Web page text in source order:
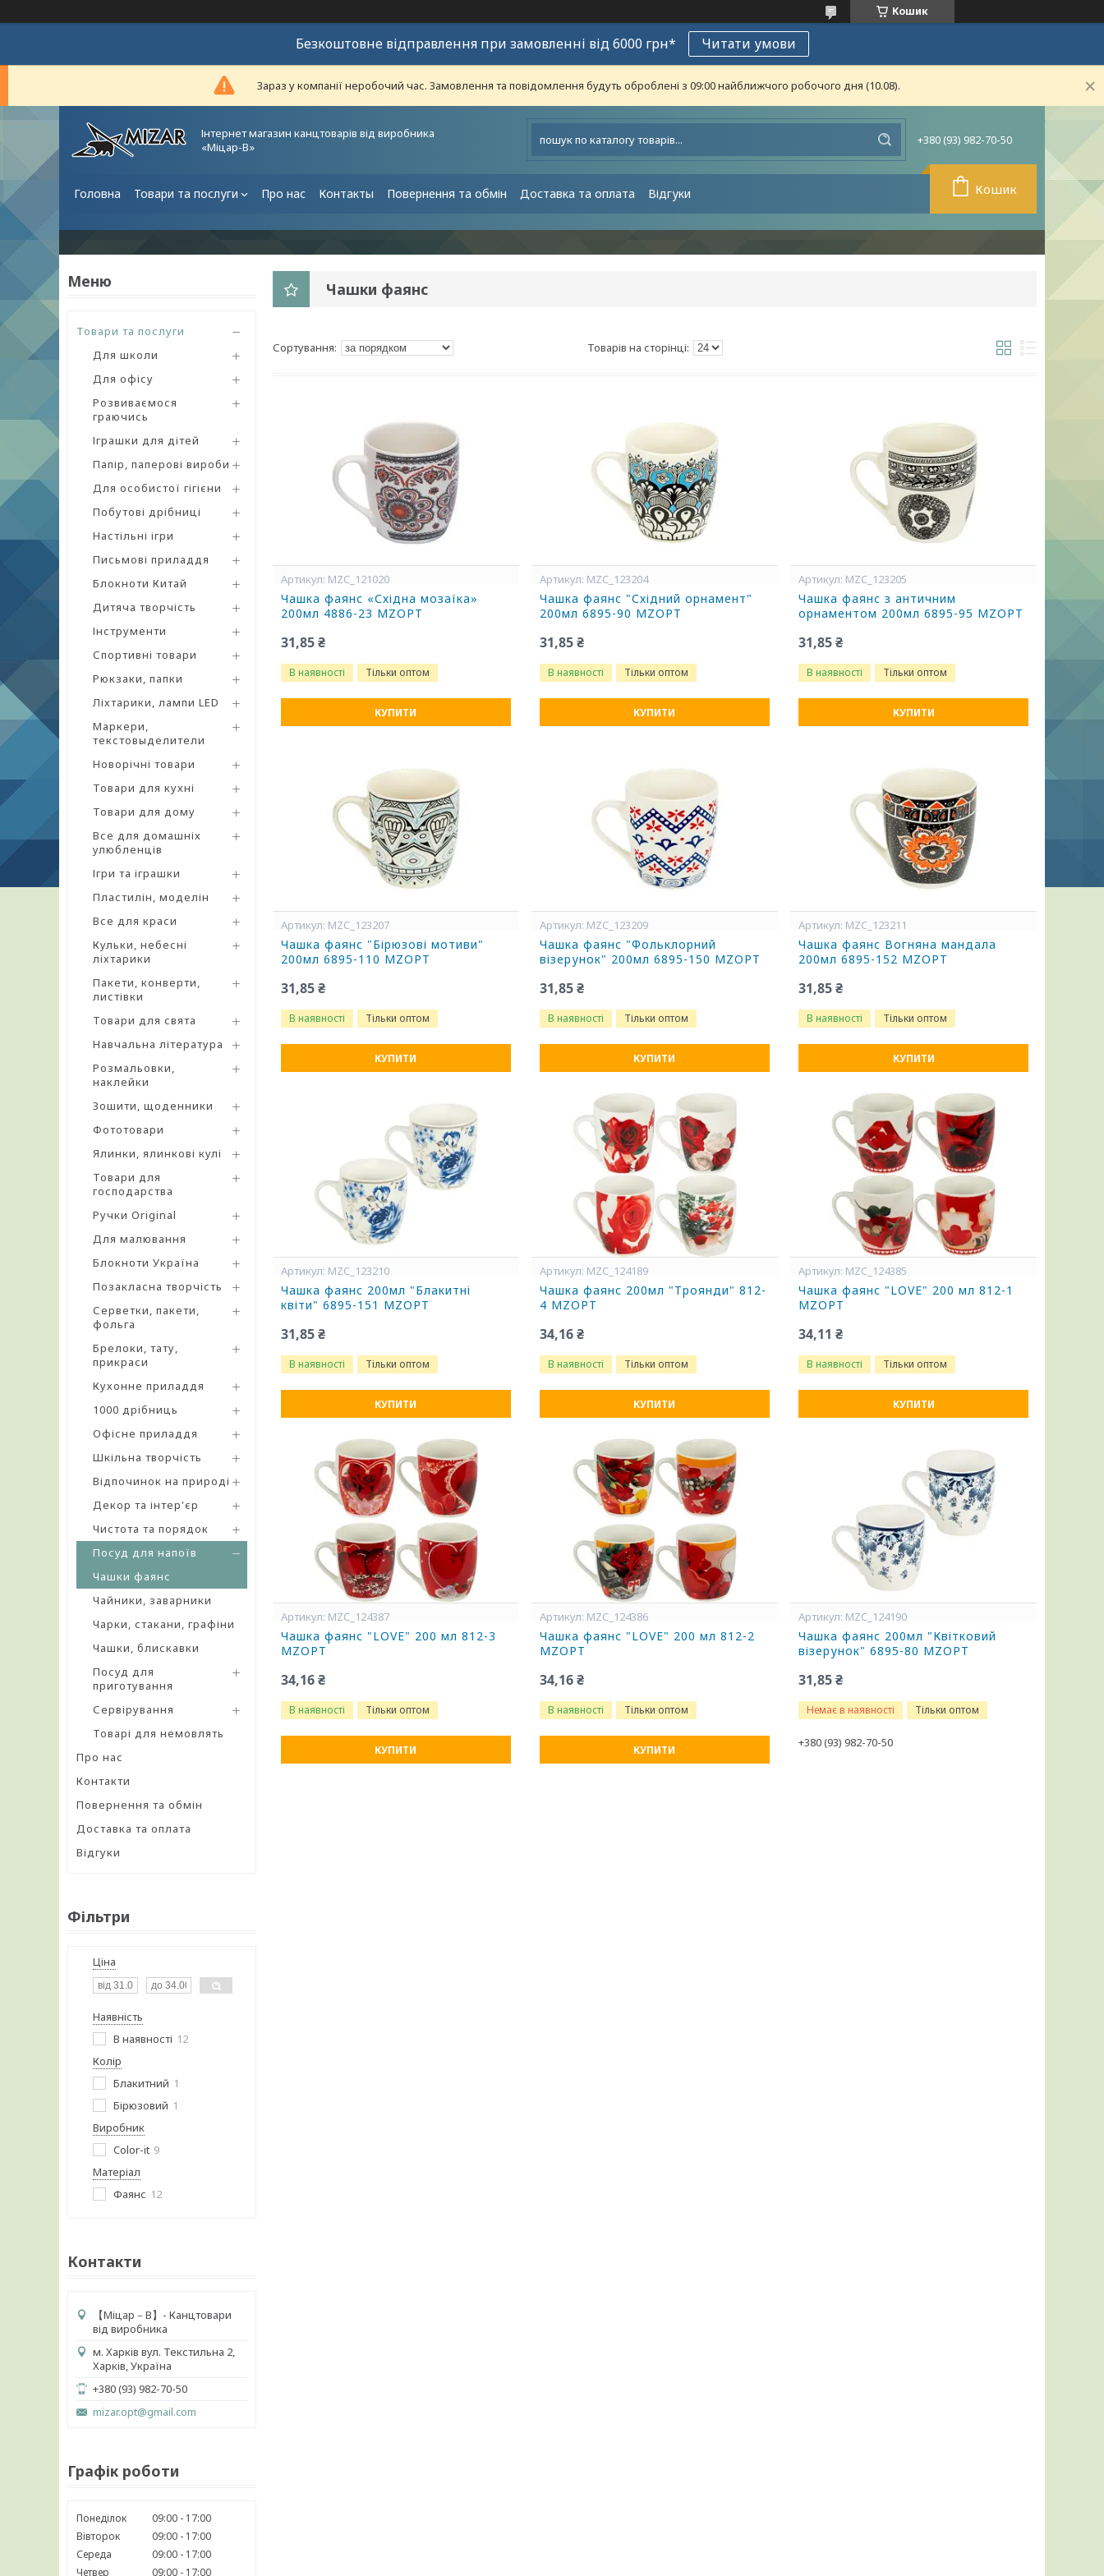
Кошик
Безкоштовне відправлення при замовленні від 6000 грн* Читати умови
Зараз у компанії неробочий час. Замовлення та повідомлення будуть оброблені з 09:00 найближчого робочого дня (10.08).
Інтернет магазин канцтоварів від виробника
«Міцар-В»
+380 (93) 982-70-50
Головна Товари та послуги Про нас Контакты Повернення та обмін Доставка та оплата Відгуки Кошик
Товари та послуги
Для школи
Для офісу
Розвиваємося
граючись
Іграшки для дітей
Папір, паперові вироби
Для особистої гігієни
Побутові дрібниці
Настільні ігри
Письмові приладдя
Блокноти Китай
Дитяча творчість
Інструменти
Спортивні товари
Рюкзаки, папки
Ліхтарики, лампи LED
Маркери,
текстовыделители
Новорічні товари
Товари для кухні
Товари для дому
Все для домашніх
улюбленців
Ігри та іграшки
Пластилін, моделін
Все для краси
Кульки, небесні
ліхтарики
Пакети, конверти,
листівки
Товари для свята
Навчальна література
Розмальовки,
наклейки
Зошити, щоденники
Фототовари
Ялинки, ялинкові кулі
Товари для
господарства
Ручки Original
Для малювання
Блокноти Україна
Позакласна творчість
Серветки, пакети,
фольга
Брелоки, тату,
прикраси
Кухонне приладдя
1000 дрібниць
Офісне приладдя
Шкільна творчість
Відпочинок на природі
Декор та інтер'єр
Чистота та порядок
Посуд для напоїв
Чашки фаянс
Чайники, заварники
Чарки, стакани, графіни
Чашки, блискавки
Посуд для
приготування
Сервірування
Товарі для немовлять
Про нас
Контакти
Повернення та обмін
Доставка та оплата
Відгуки
Фільтри
Ціна
Наявність
В наявності 12
Колір
Блакитний 1
Бірюзовий 1
Виробник
Color-it 9
Матеріал
Фаянс 12
Контакти
【 Міцар－В】- Канцтовари
від виробника
м. Харків вул. Текстильна 2,
Харків, Україна
+380 (93) 982-70-50
mizar.opt@gmail.com
Графік роботи
Понеділок 09:00
17:00
Вівторок
09:00
17:00
Середа
09:00
17:00
Четвер
09:00 17:00
Чашки фаянс
MZC_121020
Чашка фаянс «Східна мозаїка»
200мл 4886-23 MZOPT
31,85 ₴
В наявності Тільки оптом
КУПИТИ
MZC_123204
Чашка фаянс "Східний орнамент"
200мл 6895-90 MZOPT
31,85 ₴
В наявності Тільки оптом
КУПИТИ
MZC_123205
Чашка фаянс з античним
орнаментом 200мл 6895-95 MZOPT
31,85 ₴
В наявності Тільки оптом
КУПИТИ
MZC_123207
Чашка фаянс "Бірюзові мотиви"
200мл 6895-110 MZOPT
31,85 ₴
В наявності Тільки оптом
КУПИТИ
MZC_123209
Чашка фаянс "Фольклорний
візерунок" 200мл 6895-150 MZOPT
31,85 ₴
В наявності Тільки оптом
КУПИТИ
MZC_123211
Чашка фаянс Вогняна мандала
200мл 6895-152 MZOPT
31,85 ₴
В наявності Тільки оптом
КУПИТИ
MZC_123210
Чашка фаянс 200мл "Блакитні
квіти" 6895-151 MZOPT
31,85 ₴
В наявності Тільки оптом
КУПИТИ
MZC_124189
Чашка фаянс 200мл "Троянди" 812-
4 MZOPT
34,16 ₴
В наявності Тільки оптом
КУПИТИ
MZC_124385
Чашка фаянс "LOVE" 200 мл 812-1
MZOPT
34,11 ₴
В наявності Тільки оптом
КУПИТИ
MZC_124387
Чашка фаянс "LOVE" 200 мл 812-3
MZOPT
34,16 ₴
В наявності Тільки оптом
КУПИТИ
MZC_124386
Чашка фаянс "LOVE" 200 мл 812-2
MZOPT
34,16 ₴
В наявності Тільки оптом
КУПИТИ
MZC_124190
Чашка фаянс 200мл "Квітковий
візерунок" 6895-80 MZOPT
31,85 ₴
Немає в наявності Тільки оптом
+380 (93) 982-70-50